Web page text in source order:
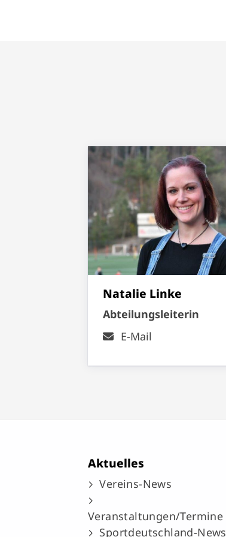
Natalie Linke
Abteilungsleiterin
E-Mail
Aktuelles
Vereins-News
Veranstaltungen/Termine
Sportdeutschland-News